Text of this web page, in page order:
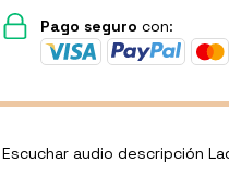
Pago seguro con:
Escuchar audio descripción